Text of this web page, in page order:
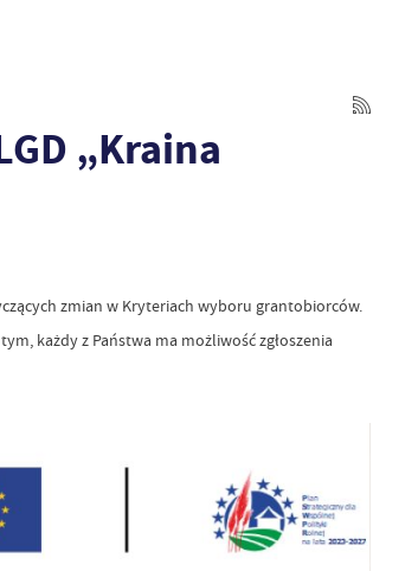
„Kraina
zmian w Kryteriach wyboru grantobiorców.
każdy z Państwa ma możliwość zgłoszenia